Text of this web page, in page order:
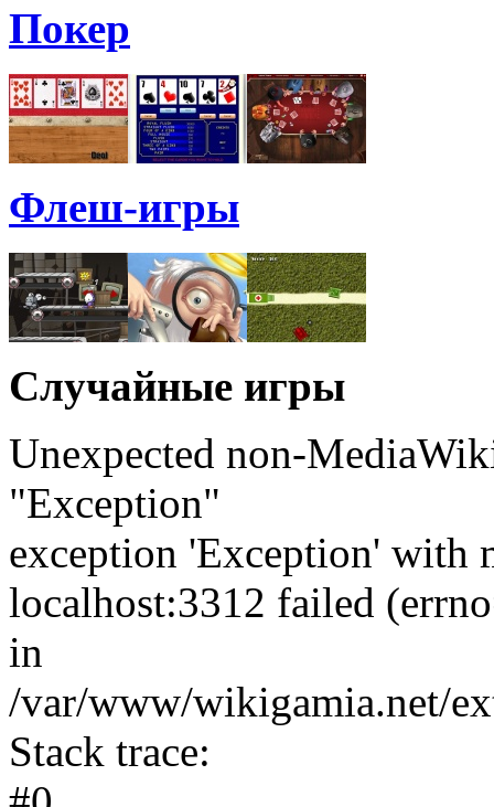
Покер
Флеш-игры
Случайные игры
Unexpected non-
"Exception"
exception 'Exception' with
localhost:3312 failed
in
/var/www/wikigamia.net/
Stack trace: